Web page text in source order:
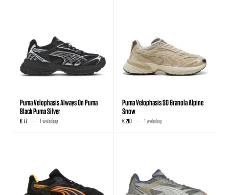
Puma Velophasis Always On Puma
Black Puma Silver
€ 77 1 webshop
Puma Velophasis SD Granola Alpine
Snow
€ 210 1 webshop